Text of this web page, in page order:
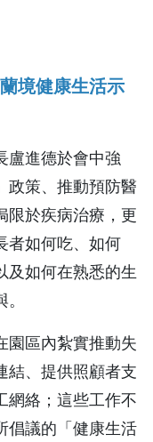
境健康生活示
盧進德於會中強
政策、推動預防醫
限於疾病治療，更
者如何吃、如何
及如何在熟悉的生
園區內紮實推動失
結、提供照顧者支
網絡；這些工作不
倡議的「健康生活